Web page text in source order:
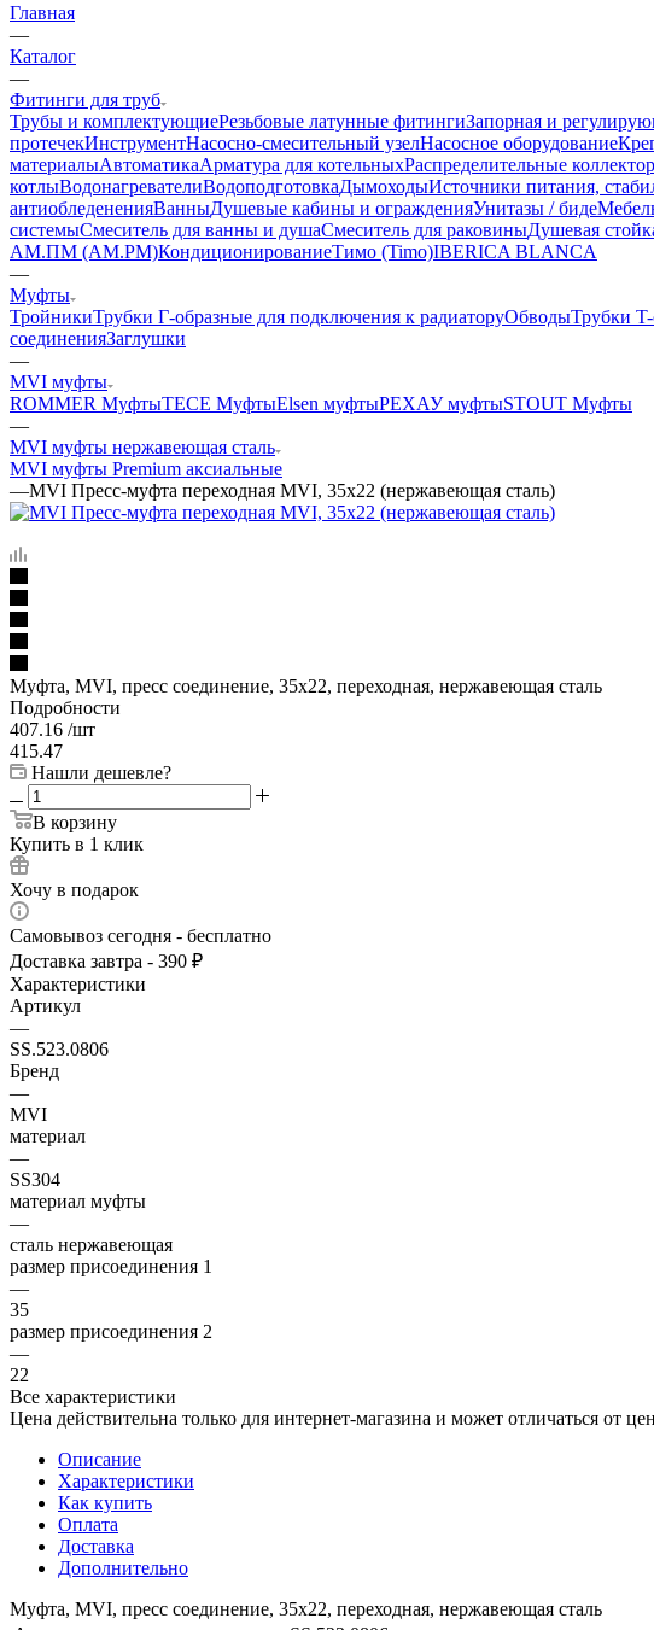
Главная
—
Каталог
—
Фитинги для труб
Трубы и комплектующиеРезьбовые латунные фитингиЗапорная и
протечекИнструментНасосно-смесительный узелНасосное оборудование
материалыАвтоматикаАрматура для котельныхРаспределительные
котлыВодонагревателиВодоподготовкаДымоходыИсточники питания,
антиобледененияВанныДушевые кабины и огражденияУнитазы / биде
системыСмеситель для ванны и душаСмеситель для раковиныДушевая
АМ.ПМ (AM.PM)КондиционированиеТимо (Timo)IBERICA BLANCA
—
Муфты
ТройникиТрубки Г-образные для подключения к радиаторуОбводыТрубки
соединенияЗаглушки
—
MVI муфты
ROMMER МуфтыTECE МуфтыElsen муфтыРЕХАУ муфтыSTOUT Муфты
—
MVI муфты нержавеющая сталь
MVI муфты Premium аксиальные
—MVI Пресс-муфта переходная MVI, 35х22 (нержавеющая сталь)
Муфта, MVI, пресс соединение, 35х22, переходная, нержавеющая сталь
Подробности
407.16 /шт
415.47
Нашли дешевле?
В корзину
Купить в 1 клик
Хочу в подарок
Самовывоз сегодня - бесплатно
Доставка завтра - 390 ₽
Характеристики
Артикул
—
SS.523.0806
Бренд
—
MVI
материал
—
SS304
материал муфты
—
сталь нержавеющая
размер присоединения 1
—
35
размер присоединения 2
—
22
Все характеристики
Цена действительна только для интернет-магазина и может отличаться от
Описание
Характеристики
Как купить
Оплата
Доставка
Дополнительно
Муфта, MVI, пресс соединение, 35х22, переходная, нержавеющая сталь